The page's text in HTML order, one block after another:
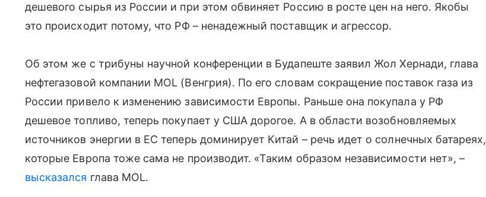
дешевого сырья из России и при этом обвиняет Россию в росте цен на него. Якобы
это происходит потому, что РФ – ненадежный поставщик и агрессор.
Об этом же с трибуны научной конференции в Будапеште заявил Жол Хернади, глава
нефтегазовой компании MOL (Венгрия). По его словам сокращение поставок газа из
России привело к изменению зависимости Европы. Раньше она покупала у РФ
дешевое топливо, теперь покупает у США дорогое. А в области возобновляемых
источников энергии в ЕС теперь доминирует Китай – речь идет о солнечных батареях,
которые Европа тоже сама не производит. «Таким образом независимости нет», –
высказался глава MOL.